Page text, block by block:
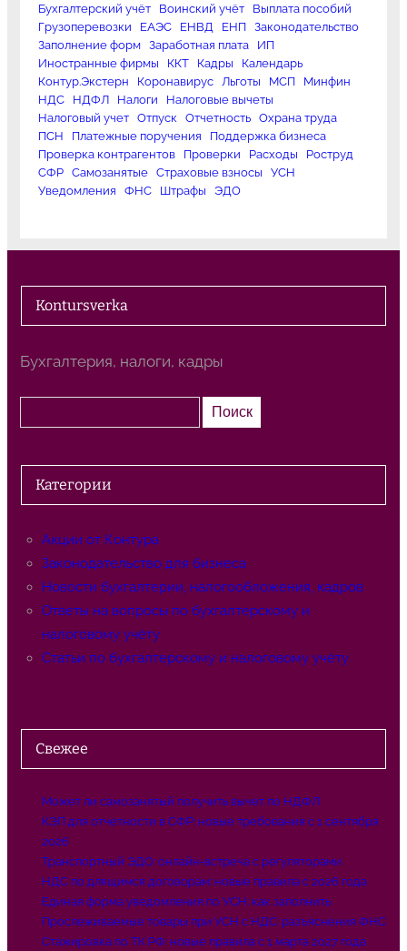
Бухгалтерский учёт
Воинский учёт
Выплата пособий
Грузоперевозки
ЕАЭС ЕНВД ЕНП
Законодательство
Заполнение форм
Заработная плата
ИП
Иностранные фирмы
ККТ Кадры
Календарь
Контур.Экстерн
Коронавирус Льготы МСП
Минфин
НДС
НДФЛ Налоги
Налоговые вычеты
Налоговый учет
Отпуск Отчетность
Охрана труда
ПСН
Платежные поручения
Поддержка бизнеса
Проверка контрагентов
Проверки Расходы
Роструд
СФР
Самозанятые Страховые взносы
УСН
Уведомления
ФНС Штрафы ЭДО
Kontursverka
Бухгалтерия, налоги, кадры
о
к
Поиск
Категории
Акции от Контура
Законодательство для бизнеса
Новости бухгалтерии, налогообложения, кадров
Ответы на вопросы по бухгалтерскому и
налоговому учёту
Статьи по бухгалтерскому и налоговому учёту
Свежее
Может ли самозанятый получить вычет по НДФЛ
КЭП для отчетности в СФР: новые требования с 1 сентября
2026
Транспортный ЭДО: онлайн-встреча с регуляторами
НДС по длящимся договорам: новые правила с 2026 года
Единая форма уведомления по УСН: как заполнить
Прослеживаемые товары при УСН с НДС: разъяснения ФНС
Стажировка по ТК РФ: новые правила с 1 марта 2027 года